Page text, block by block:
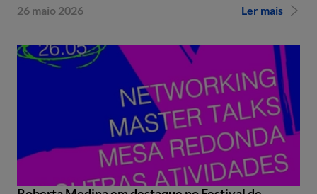
26 maio 2026 Ler mais